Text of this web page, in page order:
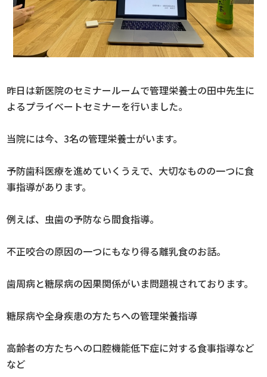
昨日は新医院のセミナールームで管理栄養士の田中先生に
よるプライベートセミナーを行いました。
当院には今、3名の管理栄養士がいます。
予防歯科医療を進めていくうえで、大切なものの一つに食
事指導があります。
例えば、虫歯の予防なら間食指導。
不正咬合の原因の一つにもなり得る離乳食のお話。
歯周病と糖尿病の因果関係がいま問題視されております。
糖尿病や全身疾患の方たちへの管理栄養指導
高齢者の方たちへの口腔機能低下症に対する食事指導など
など